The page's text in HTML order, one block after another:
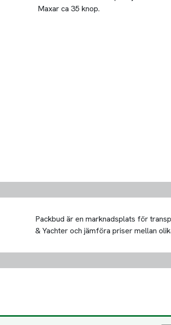
Maxar ca 35 knop.
Packbud är en marknadsplats för
& Yachter och jämföra priser mellan